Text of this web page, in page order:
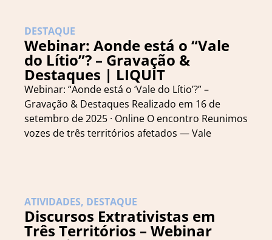
DESTAQUE
Webinar: Aonde está o “Vale
do Lítio”? – Gravação &
Destaques | LIQUIT
Webinar: “Aonde está o ‘Vale do Lítio’?” –
Gravação & Destaques Realizado em 16 de
setembro de 2025 · Online O encontro Reunimos
vozes de três territórios afetados — Vale
ATIVIDADES, DESTAQUE
Discursos Extrativistas em
Três Territórios – Webinar